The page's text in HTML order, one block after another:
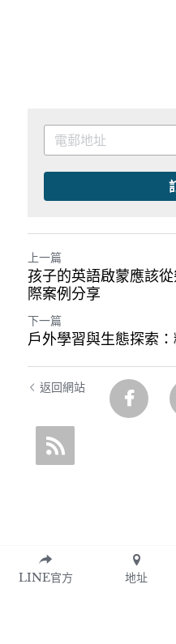
上一篇
孩子的英語啟蒙應該
際案例分享
下一篇
戶外學習與生態探索
返回網站
LINE官方 地址